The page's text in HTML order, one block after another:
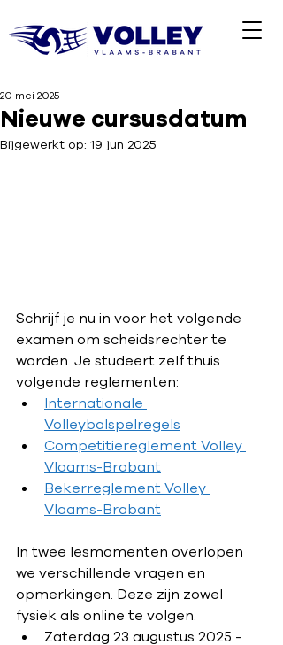
Nieuwe cursusdatum
20 mei 2025
Bijgewerkt op: 19 jun 2025
Schrijf je nu in voor het volgende
examen om scheidsrechter te
worden. Je studeert zelf thuis
volgende reglementen:
Internationale
Volleybalspelregels
Competitiereglement Volley
Vlaams-Brabant
Bekerreglement Volley
Vlaams-Brabant
In twee lesmomenten overlopen
we verschillende vragen en
opmerkingen. Deze zijn zowel
fysiek als online te volgen.
Zaterdag 23 augustus 2025 -